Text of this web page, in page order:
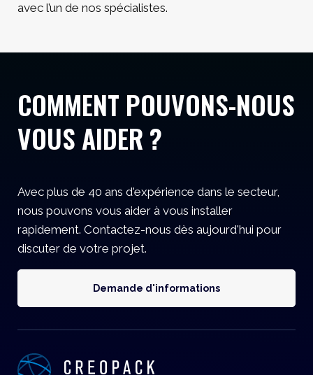
avec l’un de nos spécialistes.
COMMENT POUVONS-NOUS
VOUS AIDER ?
Avec plus de 40 ans d'expérience dans le secteur,
nous pouvons vous aider à vous installer
rapidement. Contactez-nous dès aujourd'hui pour
discuter de votre projet.
Demande d'informations